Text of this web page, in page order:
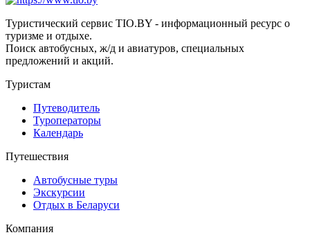
Туристический сервис TIO.BY - информационный ресурс о
туризме и отдыхе.
Поиск автобусных, ж/д и авиатуров, специальных
предложений и акций.
Туристам
Путеводитель
Туроператоры
Календарь
Путешествия
Автобусные туры
Экскурсии
Отдых в Беларуси
Компания